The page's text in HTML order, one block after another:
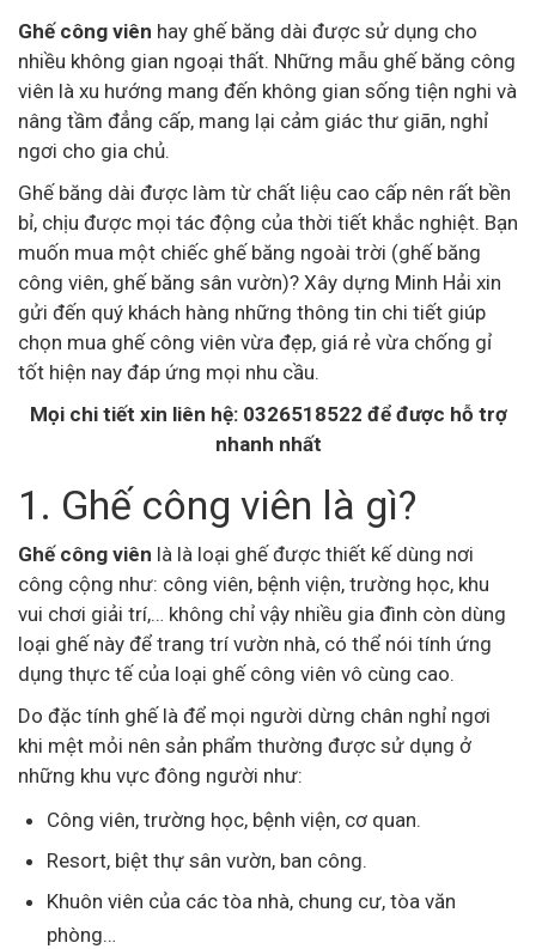
Ghế công viên hay ghế băng dài được sử dụng cho
nhiều không gian ngoại thất. Những mẫu ghế băng công
viên là xu hướng mang đến không gian sống tiện nghi và
nâng tầm đẳng cấp, mang lại cảm giác thư giãn, nghỉ
ngơi cho gia chủ.
Ghế băng dài được làm từ chất liệu cao cấp nên rất bền
bỉ, chịu được mọi tác động của thời tiết khắc nghiệt. Bạn
muốn mua một chiếc ghế băng ngoài trời (ghế băng
công viên, ghế băng sân vườn)? Xây dựng Minh Hải xin
gửi đến quý khách hàng những thông tin chi tiết giúp
chọn mua ghế công viên vừa đẹp, giá rẻ vừa chống gỉ
tốt hiện nay đáp ứng mọi nhu cầu.
Mọi chi tiết xin liên hệ: 0326518522 để được hỗ trợ
nhanh nhất
1. Ghế công viên là gì?
Ghế công viên là là loại ghế được thiết kế dùng nơi
công cộng như: công viên, bệnh viện, trường học, khu
vui chơi giải trí,… không chỉ vậy nhiều gia đình còn dùng
loại ghế này để trang trí vườn nhà, có thể nói tính ứng
dụng thực tế của loại ghế công viên vô cùng cao.
Do đặc tính ghế là để mọi người dừng chân nghỉ ngơi
khi mệt mỏi nên sản phẩm thường được sử dụng ở
những khu vực đông người như:
Công viên, trường học, bệnh viện, cơ quan.
Resort, biệt thự sân vườn, ban công.
Khuôn viên của các tòa nhà, chung cư, tòa văn
phòng…